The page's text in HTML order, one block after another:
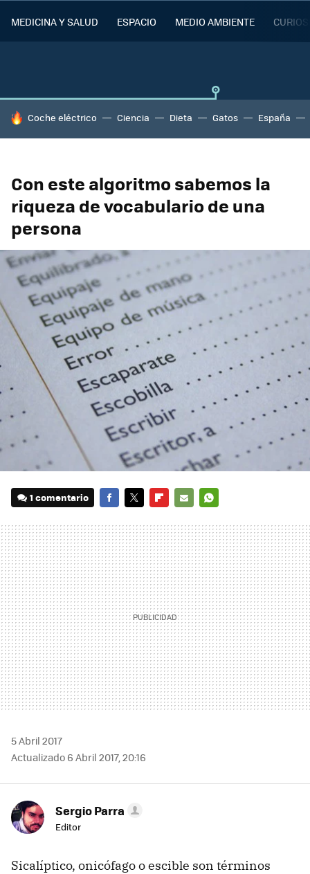
MEDICINA Y SALUD ESPACIO MEDIO AMBIENTE
HOY SE HABLA DE
Coche eléctrico Ciencia Dieta Gatos España
Con este algoritmo sabemos la
riqueza de vocabulario de una
persona
1 comentario
MAIL
5 Abril 2017
Actualizado 6 Abril 2017, 20:16
Sergio Parra
Editor
Sicalíptico, onicófago o escible son términos